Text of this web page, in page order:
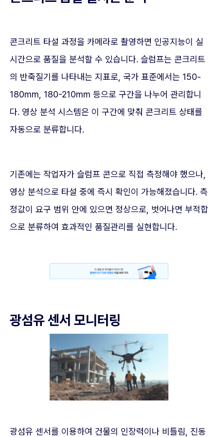
콘크리트 타설 과정을 카메라로 촬영하면 인공지능이 실
시간으로 품질을 분석할 수 있습니다. 슬럼프는 콘크리트
의 반죽질기를 나타내는 지표로, 국가 표준에서는 150-
180mm, 180-210mm 등으로 구간을 나누어 관리합니
다. 영상 분석 시스템은 이 구간에 맞춰 콘크리트 상태를
자동으로 분류합니다.
기존에는 작업자가 슬럼프 콘으로 직접 측정해야 했으나,
영상 분석으로 타설 중에 즉시 확인이 가능해졌습니다. 측
정값이 요구 범위 안에 있으면 정상으로, 벗어나면 부적합
으로 분류하여 효과적인 품질관리를 실현합니다.
광섬유 센서 모니터링
광섬유 센서를 이용하여 건물의 인장력이나 비틀림, 진동